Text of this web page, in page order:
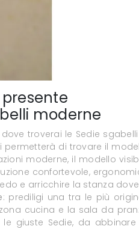
presente
moderne
troverai le Sedie
permetterà di trovare il
moderne, il modello
confortevole,
e arricchire la stanza
: prediligi una tra le più
cucina e la sala da
giuste Sedie, da abbinare